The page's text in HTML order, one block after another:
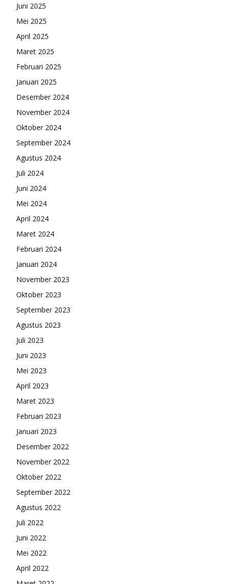
Juni 2025
Mei 2025
April 2025
Maret 2025
Februari 2025
Januari 2025
Desember 2024
November 2024
Oktober 2024
September 2024
Agustus 2024
Juli 2024
Juni 2024
Mei 2024
April 2024
Maret 2024
Februari 2024
Januari 2024
November 2023
Oktober 2023
September 2023
Agustus 2023
Juli 2023
Juni 2023
Mei 2023
April 2023
Maret 2023
Februari 2023
Januari 2023
Desember 2022
November 2022
Oktober 2022
September 2022
Agustus 2022
Juli 2022
Juni 2022
Mei 2022
April 2022